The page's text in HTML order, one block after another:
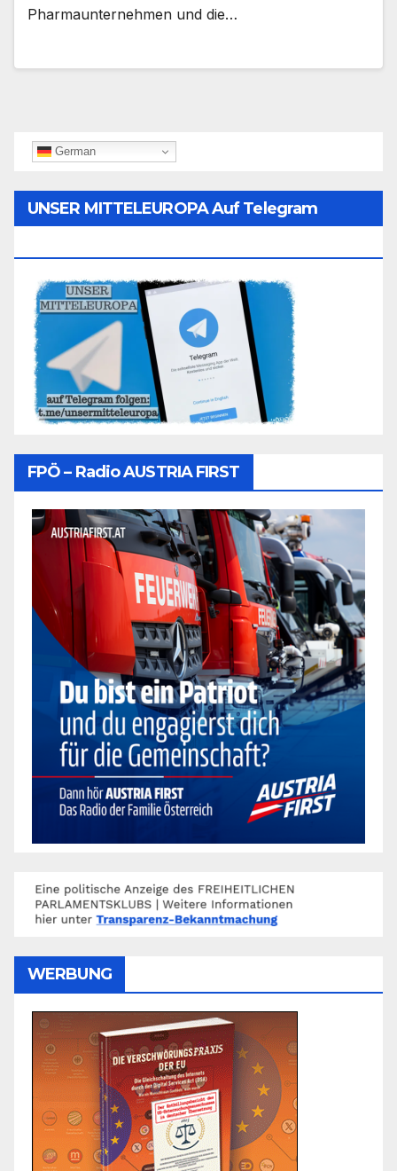
Pharmaunternehmen und die…
German
UNSER MITTELEUROPA Auf Telegram
FPÖ – Radio AUSTRIA FIRST
WERBUNG